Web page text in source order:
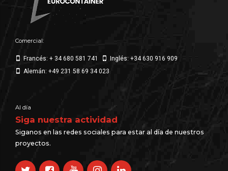
Comercial:
Francés: + 34 680 581 741
Inglés: +34 630 916 909
Alemán: +49 231 58 69 34 023
Al día
Siga nuestra actividad
Siganos en las redes sociales para estar al día de nuestros
proyectos.